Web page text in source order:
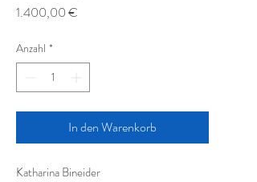
1.400,00 €
Anzahl *
In den Warenkorb
Katharina Bineider